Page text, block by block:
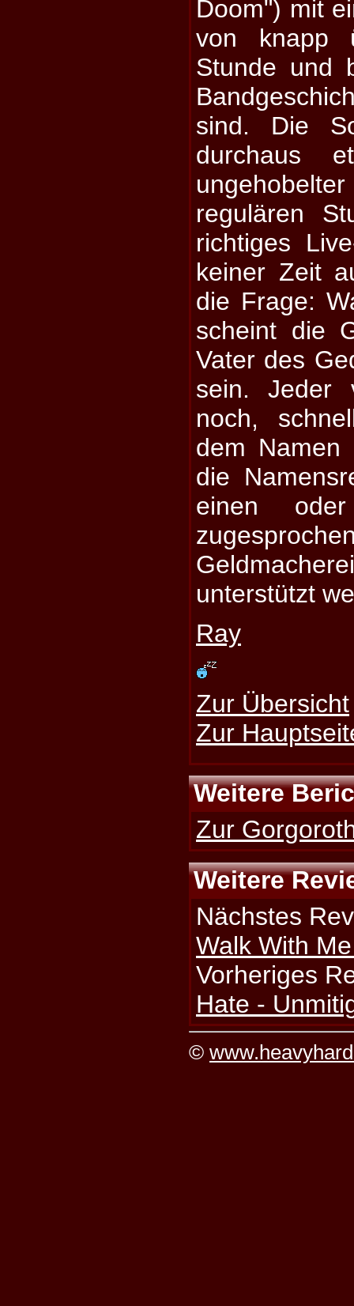
Doom") mit
von knapp
Stunde und
sind. Die
durchaus
regulären
richtiges
keiner Zeit
die Frage:
scheint die
Vater des
sein. Jeder
noch,
dem Namen
die
einen
unterstützt
Ray
Zur Übersicht
Zur
Weitere
Zur
Weitere
Nächstes
Walk With
Vorheriges
Hate -
©